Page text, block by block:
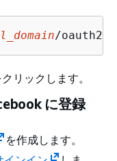
/oauth2/
リックします。
に登録
を作成します。